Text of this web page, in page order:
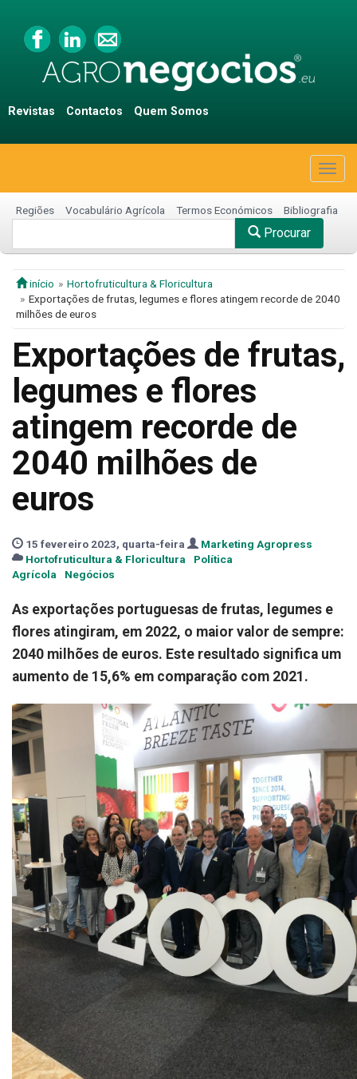
Revistas Contactos Quem Somos
Regiões Vocabulário Agrícola Termos Económicos Bibliografia
Procurar
início
Hortofruticultura & Floricultura
Exportações de frutas, legumes e flores atingem recorde de 2040
milhões de euros
Exportações de frutas,
legumes e flores
atingem recorde de
2040 milhões de
euros
15 fevereiro 2023, quarta-feira
Marketing Agropress
Hortofruticultura & Floricultura
Política
Agrícola
Negócios
As exportações portuguesas de frutas, legumes e
flores atingiram, em 2022, o maior valor de sempre:
2040 milhões de euros. Este resultado significa um
aumento de 15,6% em comparação com 2021.